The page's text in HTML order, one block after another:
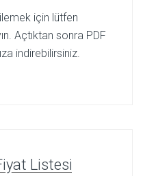
için lütfen
Açtıktan sonra PDF
indirebilirsiniz.
Listesi